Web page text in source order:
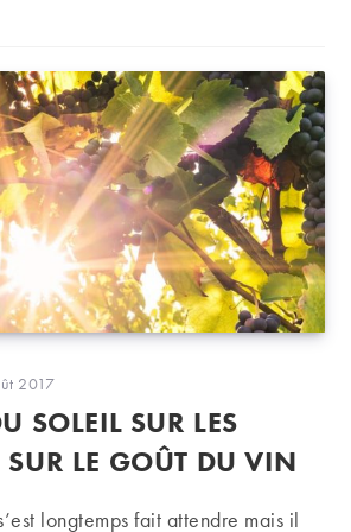
:
2017
SOLEIL SUR LES
SUR LE GOÛT DU VIN
longtemps fait attendre mais il